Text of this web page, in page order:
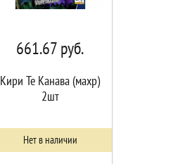
661.67руб.
Кири Те Канава (махр)
2шт
Нет в наличии